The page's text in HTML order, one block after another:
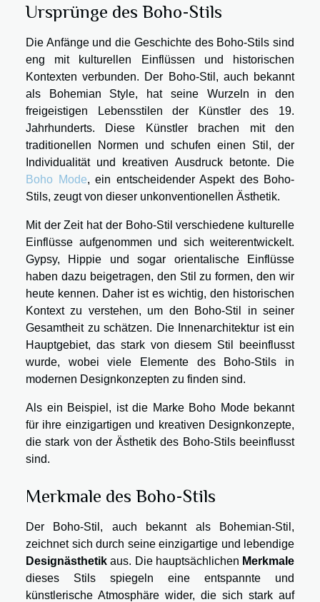
Ursprünge des Boho-Stils
Die Anfänge und die Geschichte des Boho-Stils sind
eng mit kulturellen Einflüssen und historischen
Kontexten verbunden. Der Boho-Stil, auch bekannt
als Bohemian Style, hat seine Wurzeln in den
freigeistigen Lebensstilen der Künstler des 19.
Jahrhunderts. Diese Künstler brachen mit den
traditionellen Normen und schufen einen Stil, der
Individualität und kreativen Ausdruck betonte. Die
Boho Mode, ein entscheidender Aspekt des Boho-
Stils, zeugt von dieser unkonventionellen Ästhetik.
Mit der Zeit hat der Boho-Stil verschiedene kulturelle
Einflüsse aufgenommen und sich weiterentwickelt.
Gypsy, Hippie und sogar orientalische Einflüsse
haben dazu beigetragen, den Stil zu formen, den wir
heute kennen. Daher ist es wichtig, den historischen
Kontext zu verstehen, um den Boho-Stil in seiner
Gesamtheit zu schätzen. Die Innenarchitektur ist ein
Hauptgebiet, das stark von diesem Stil beeinflusst
wurde, wobei viele Elemente des Boho-Stils in
modernen Designkonzepten zu finden sind.
Als ein Beispiel, ist die Marke Boho Mode bekannt
für ihre einzigartigen und kreativen Designkonzepte,
die stark von der Ästhetik des Boho-Stils beeinflusst
sind.
Merkmale des Boho-Stils
Der Boho-Stil, auch bekannt als Bohemian-Stil,
zeichnet sich durch seine einzigartige und lebendige
Designästhetik aus. Die hauptsächlichen Merkmale
dieses Stils spiegeln eine entspannte und
künstlerische Atmosphäre wider, die sich stark auf